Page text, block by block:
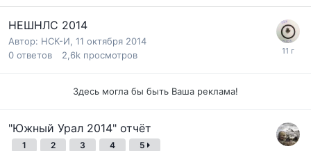
НЕШНЛС 2014
Автор: НСК-И, 11 октября 2014
0 ответов 2,6k просмотров
Здесь могла бы быть Ваша реклама!
"Южный Урал 2014" отчёт
1 2 3 4 5